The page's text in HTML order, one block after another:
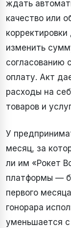
ждать
качество или
изменить
согласованию
оплату. Акт
расходы на
товаров и
У
месяц, за
ли им «Рокет
платформы —
первого
гонорара
уменьшается с